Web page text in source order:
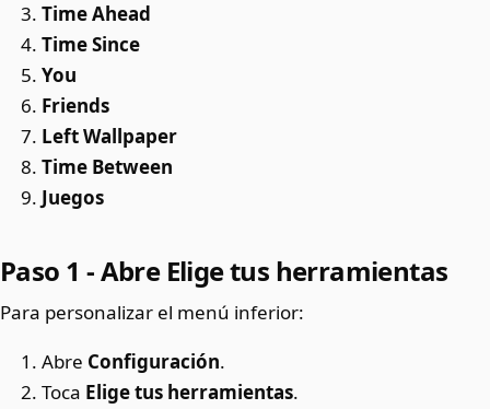
Time Ahead
Time Since
You
Friends
Left Wallpaper
Time Between
Juegos
Paso 1 - Abre Elige tus herramientas
Para personalizar el menú inferior:
Abre Configuración.
Toca Elige tus herramientas.